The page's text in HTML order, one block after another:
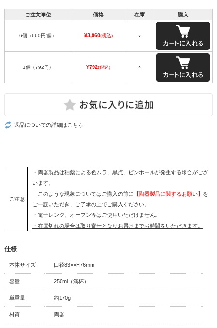
ご注文単位 価格 在庫 購入
6個（660円/個） ¥3,960(税込) ○
1個（792円） ¥792(税込) ○
返品についての詳細はこちら
ご注意
・陶器製品は釉薬による色ムラ、黒点、ピンホールが発生する場合がござ
います。
このような現象についてはご購入の前に 【陶器製品に関するお願い】 を
ご一読いただき、ご了承の上でご購入ください。
・電子レンジ、オーブン等はご使用いただけません。
・在庫切れの場合は取り寄せとなりお届けまでお時間をいただきます。
仕様
本体サイズ 口径83××H76mm
容量 250ml（満杯）
単重量 約170g
材質 陶器